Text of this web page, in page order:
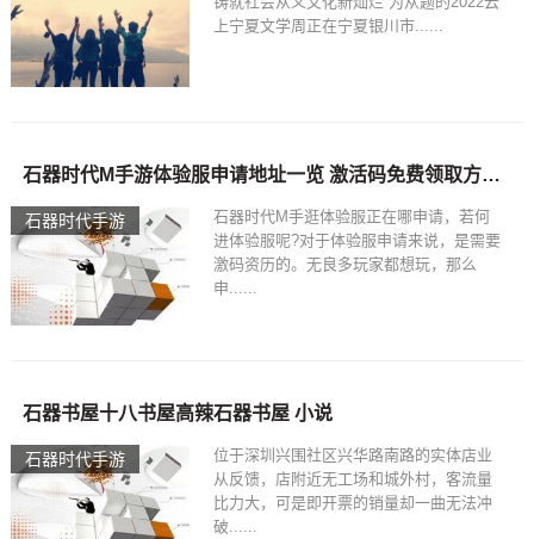
新闻动态
上宁夏文学周正在宁夏银川市......
石器时代手游
石器时代M手游体验服申请地址一览 激活码免费领取方法手游石器文明激活码
石器时代M手逛体验服正在哪申请，若何
进体验服呢?对于体验服申请来说，是需要
激码资历的。无良多玩家都想玩，那么
申......
石器时代手游
石器书屋十八书屋高辣石器书屋 小说
位于深圳兴围社区兴华路南路的实体店业
从反馈，店附近无工场和城外村，客流量
比力大，可是即开票的销量却一曲无法冲
破......